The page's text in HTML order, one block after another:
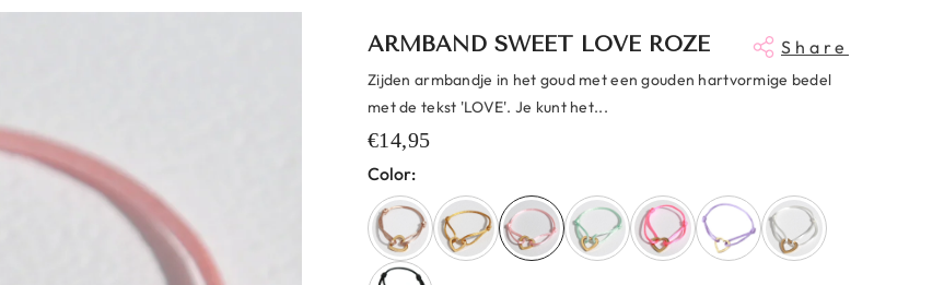
ARMBAND SWEET LOVE ROZE Share
Zijden armbandje in het goud met een gouden hartvormige bedel
met de tekst 'LOVE'. Je kunt het...
€14,95
Color: